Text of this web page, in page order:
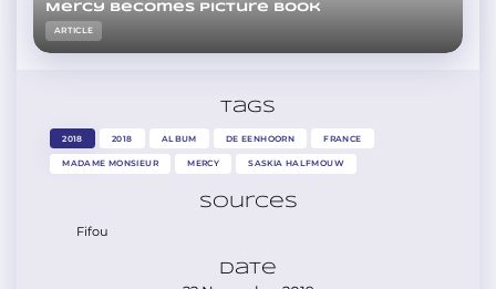
Mercy becomes picture book
ARTICLE
Tags
2018 2018 ALBUM DE EENHOORN FRANCE
MADAME MONSIEUR MERCY SASKIA HALFMOUW
Sources
Fifou
Date